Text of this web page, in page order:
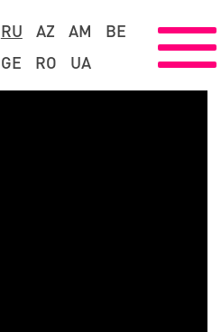
RU AZ AM
BE
GE
RO UA